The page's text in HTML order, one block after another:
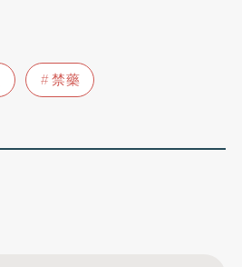
禁藥